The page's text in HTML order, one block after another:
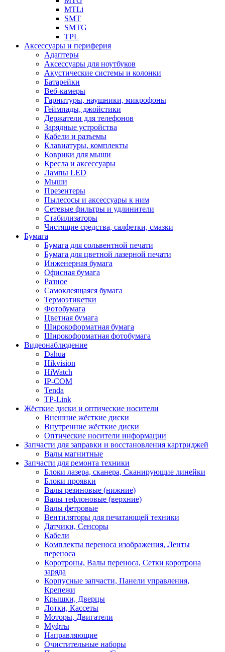
MTLi
SMT
SMTG
TPL
Аксессуары и периферия
Адаптеры
Аксессуары для ноутбуков
Акустические системы и колонки
Батарейки
Веб-камеры
Гарнитуры, наушники, микрофоны
Геймпады, джойстики
Держатели для телефонов
Зарядные устройства
Кабели и разъемы
Клавиатуры, комплекты
Коврики для мыши
Кресла и аксессуары
Лампы LED
Мыши
Презентеры
Пылесосы и аксессуары к ним
Сетевые фильтры и удлинители
Стабилизаторы
Чистящие средства, салфетки, смазки
Бумага
Бумага для сольвентной печати
Бумага для цветной лазерной печати
Инженерная бумага
Офисная бумага
Разное
Самоклеящаяся бумага
Термоэтикетки
Фотобумага
Цветная бумага
Широкоформатная бумага
Широкоформатная фотобумага
Видеонаблюдение
Dahua
Hikvision
HiWatch
IP-COM
Tenda
TP-Link
Жёсткие диски и оптические носители
Внешние жёсткие диски
Внутренние жёсткие диски
Оптические носители информации
Запчасти для заправки и восстановления картриджей
Валы магнитные
Запчасти для ремонта техники
Блоки лазера, сканера, Сканирующие линейки
Блоки проявки
Валы резиновые (нижние)
Валы тефлоновые (верхние)
Валы фетровые
Вентиляторы для печатающей техники
Датчики, Сенсоры
Кабели
Комплекты переноса изображения, Ленты
переноса
Коротроны, Валы переноса, Сетки коротрона
заряда
Корпусные запчасти, Панели управления,
Крепежи
Крышки, Дверцы
Лотки, Кассеты
Моторы, Двигатели
Муфты
Направляющие
Очистительные наборы